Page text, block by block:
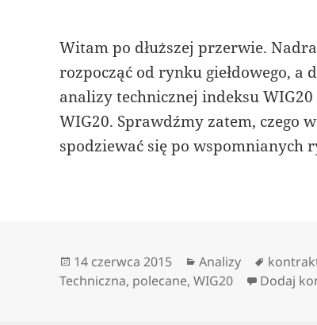
Witam po dłuższej przerwie.
rozpocząć od rynku giełdowego, a
analizy technicznej indeksu
WIG20. Sprawdźmy zatem, czego
spodziewać się po wspomnianych
Data
publikacji
14 czerwca 2015 Kategorie
Analizy Tagi
Techniczna, polecane,WIG20 Dodaj